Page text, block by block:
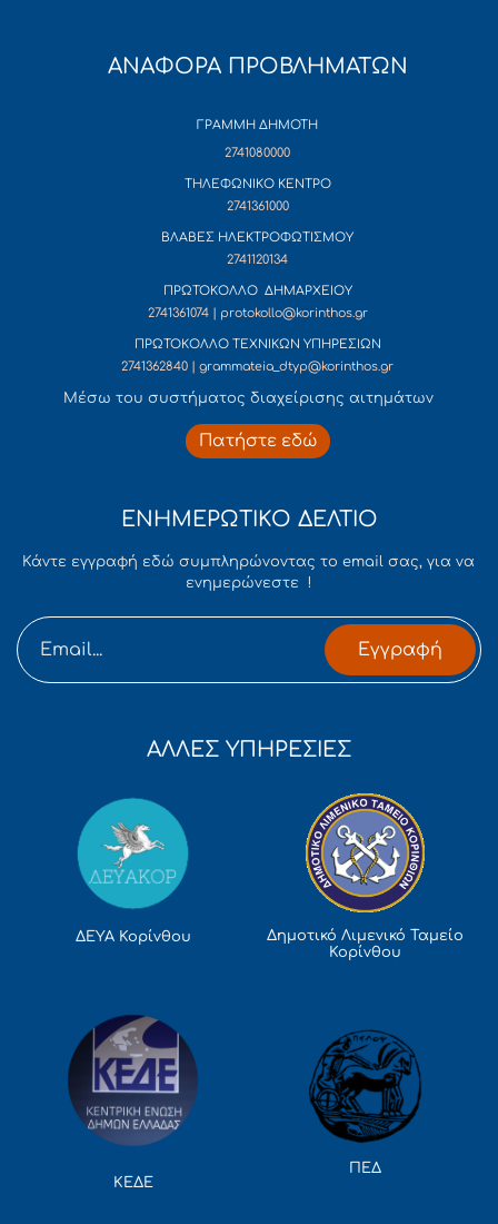
ΑΝΑΦΟΡΑ ΠΡΟΒΛΗΜΑΤΩΝ
ΓΡΑΜΜΗ ΔΗΜΟΤΗ
2741080000
ΤΗΛΕΦΩΝΙΚΟ ΚΕΝΤΡΟ
2741361000
ΒΛΑΒΕΣ ΗΛΕΚΤΡΟΦΩΤΙΣΜΟΥ
2741120134
ΠΡΩΤΟΚΟΛΛΟ ΔΗΜΑΡΧΕΙΟΥ
2741361074 | protokollo@korinthos.gr
ΠΡΩΤΟΚΟΛΛΟ ΤΕΧΝΙΚΩΝ ΥΠΗΡΕΣΙΩΝ
2741362840 | grammateia_dtyp@korinthos.gr
Mέσω του συστήματος διαχείρισης αιτημάτων
Πατήστε εδώ
ΕΝΗΜΕΡΩΤΙΚΟ ΔΕΛΤΙΟ
Κάντε εγγραφή εδώ συμπληρώνοντας το email σας, για να
ενημερώνεστε !
Εγγραφή
ΑΛΛΕΣ ΥΠΗΡΕΣΙΕΣ
ΔΕΥΑ Κορίνθου
Δημοτικό Λιμενικό Ταμείο
Κορίνθου
ΚΕΔΕ
ΠΕΔ